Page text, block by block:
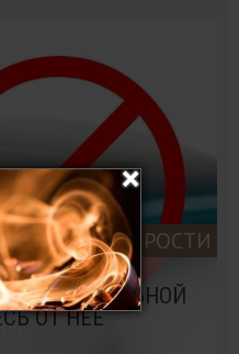
ХИТРОСТИ
ЭТОЙ ЗУБНОЙ
ОТ НЕЁ